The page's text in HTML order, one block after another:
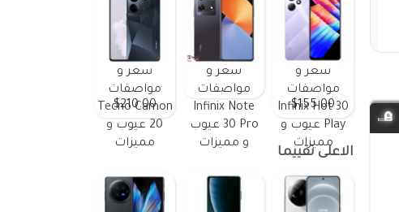
و مميزات
مميزات
مميزات
سعر و
مواصفات
Infinix Hot 30
Play عيوب و
مميزات
$155.00
سعر و
مواصفات
Infinix Note
30 Pro عيوب
و مميزات
سعر و
مواصفات
Tecno Camon
20 عيوب و
مميزات
$210.00
الاعلى تقييما